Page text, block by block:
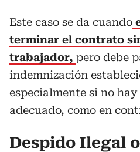
Este caso se da cuando
terminar el contrato
trabajador, pero debe
indemnización
especialmente si no
adecuado, como en
Despido Ilegal